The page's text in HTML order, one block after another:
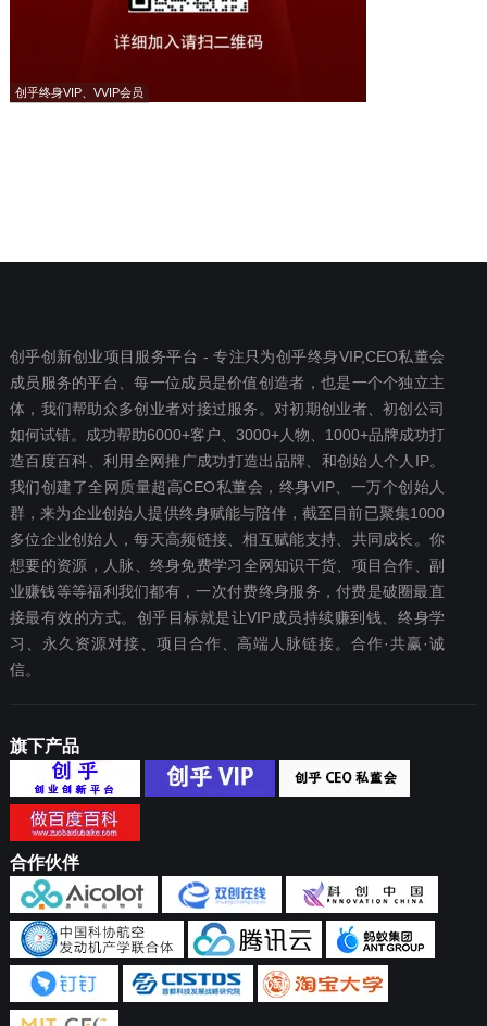
创乎终身VIP、VVIP会员
创乎创新创业项目服务平台 - 专注只为创乎终身VIP,CEO私董会
成员服务的平台、每一位成员是价值创造者，也是一个个独立主
体，我们帮助众多创业者对接过服务。对初期创业者、初创公司
如何试错。成功帮助6000+客户、3000+人物、1000+品牌成功打
造百度百科、利用全网推广成功打造出品牌、和创始人个人IP。
我们创建了全网质量超高CEO私董会，终身VIP、一万个创始人
群，来为企业创始人提供终身赋能与陪伴，截至目前已聚集1000
多位企业创始人，每天高频链接、相互赋能支持、共同成长。你
想要‬的资源，人脉、终身免费学习全网知识干货、项目合作、副
业赚钱等等福利我们都‬有，一次付费终‬身服务，付费是破圈最‬直
接最有效‬的方式。创乎目标就是让VIP成员持续赚到钱、终身学
习、永久资源对接、项目合作、高端人脉链接。合作·共赢·诚
信。
旗下产品
合作伙伴